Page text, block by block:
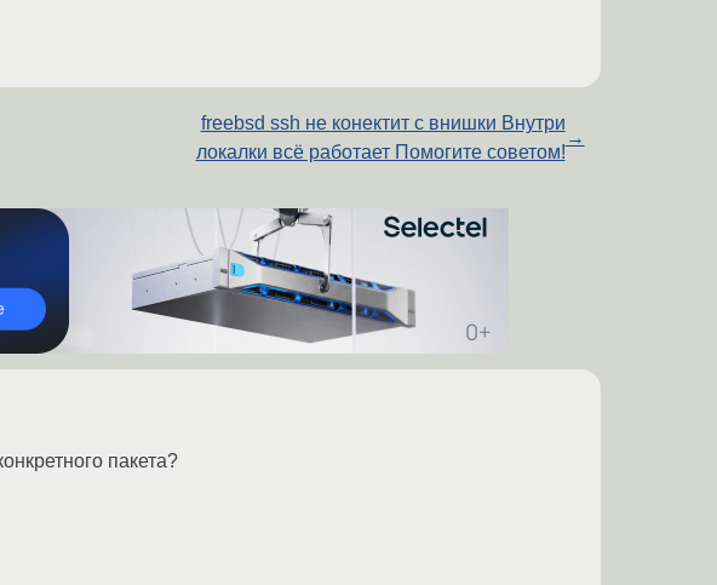
freebsd ssh не конектит с внишки Внутри
локалки всё работает Помогите советом!
→
пакета?